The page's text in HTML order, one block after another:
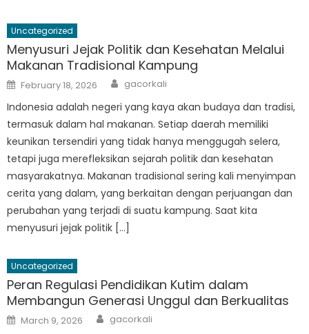
Uncategorized
Menyusuri Jejak Politik dan Kesehatan Melalui
Makanan Tradisional Kampung
Posted
on
February 18, 2026 Author
gacorkali
Indonesia adalah negeri yang kaya akan budaya dan tradisi,
termasuk dalam hal makanan. Setiap daerah memiliki
keunikan tersendiri yang tidak hanya menggugah selera,
tetapi juga merefleksikan sejarah politik dan kesehatan
masyarakatnya. Makanan tradisional sering kali menyimpan
cerita yang dalam, yang berkaitan dengan perjuangan dan
perubahan yang terjadi di suatu kampung. Saat kita
menyusuri jejak politik […]
Uncategorized
Peran Regulasi Pendidikan Kutim dalam
Membangun Generasi Unggul dan Berkualitas
Posted
on
March 9, 2026 Author
gacorkali